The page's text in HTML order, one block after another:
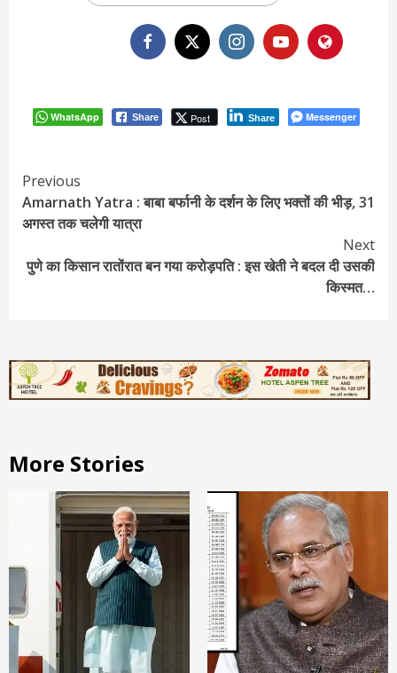
WhatsApp Share Post Share Messenger
Continue
Reading
Previous
Amarnath Yatra : बाबा बर्फानी के दर्शन के लिए भक्तों की भीड़, 31
अगस्त तक चलेगी यात्रा
Next
पुणे का किसान रातोंरात बन गया करोड़पति : इस खेती ने बदल दी उसकी
किस्मत…
More Stories